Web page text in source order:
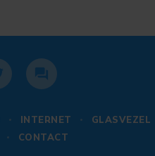
INTERNET GLASVEZEL
CONTACT